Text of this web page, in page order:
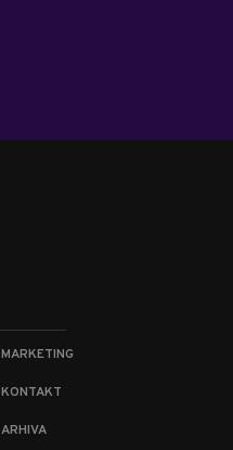
MARKETING
KONTAKT
ARHIVA